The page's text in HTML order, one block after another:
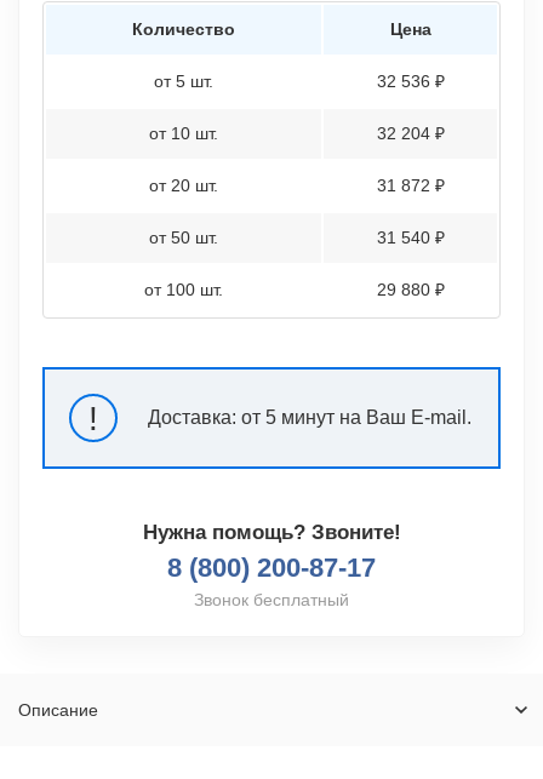
Количество Цена
от 5 шт. 32 536 ₽
от 10 шт. 32 204 ₽
от 20 шт. 31 872 ₽
от 50 шт. 31 540 ₽
от 100 шт. 29 880 ₽
! Доставка: от 5 минут на Ваш E-mail.
Нужна помощь? Звоните!
8 (800) 200-87-17
Звонок бесплатный
Описание